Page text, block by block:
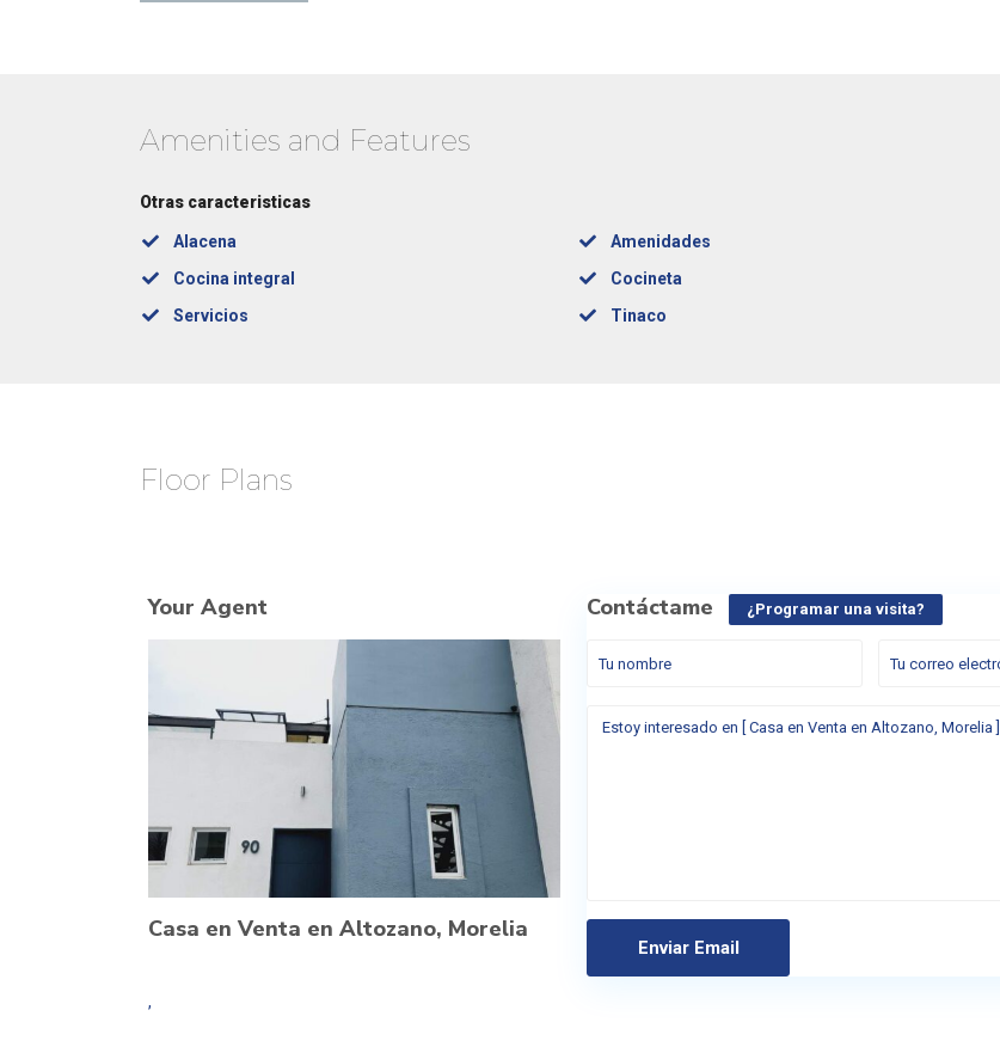
Amenities and Features
Otras caracteristicas
Alacena Amenidades
Cocina integral
Cocineta
Servicios
Tinaco
Floor Plans
Your Agent
Casa en Venta en Altozano, Morelia
,
Contáctame ¿Programar una visita?